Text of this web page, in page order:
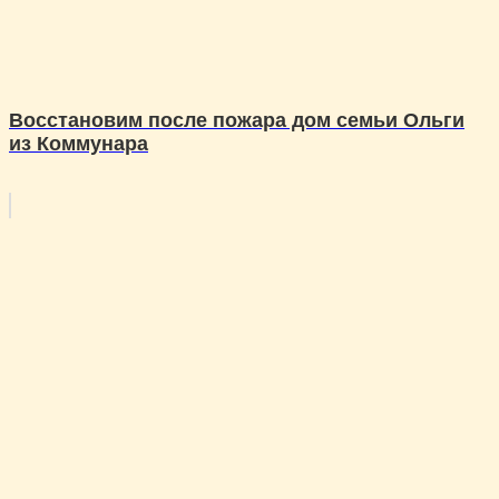
Восстановим после пожара дом семьи Ольги
из Коммунара